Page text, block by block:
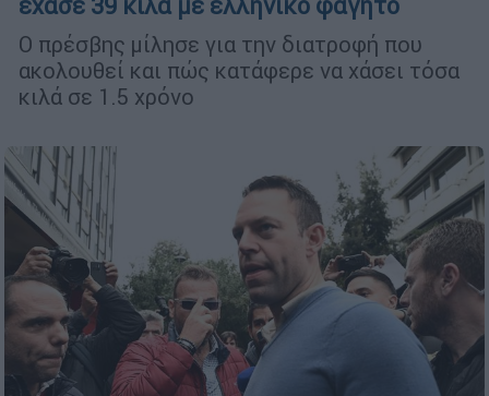
Ο πρέσβης μίλησε για την διατροφή που
ακολουθεί και πώς κατάφερε να χάσει τόσα
κιλά σε 1.5 χρόνο